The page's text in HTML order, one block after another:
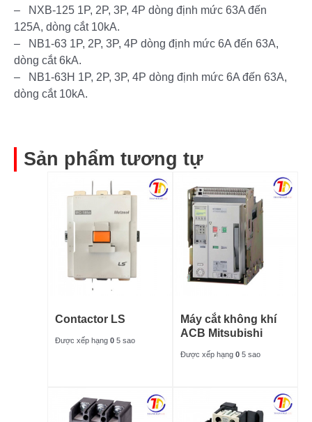
– NXB-125 1P, 2P, 3P, 4P dòng định mức 63A đến
125A, dòng cắt 10kA.
– NB1-63 1P, 2P, 3P, 4P dòng định mức 6A đến 63A,
dòng cắt 6kA.
– NB1-63H 1P, 2P, 3P, 4P dòng định mức 6A đến 63A,
dòng cắt 10kA.
Sản phẩm tương tự
Contactor LS
Được xếp hạng 0 5 sao
Máy cắt không khí
ACB Mitsubishi
Được xếp hạng 0 5 sao